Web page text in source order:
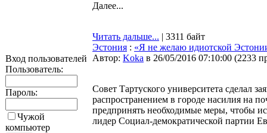
Вход пользователей
Пользователь:
Пароль:
Чужой
компьютер
Далее...
Читать дальше... | 3311 байт
Эстония : «Я не желаю идиотской
Автор: Koka в 26/05/2016 07:10:00 (2233
Совет Тартуского университета сделал
распространением в городе насилия на
предпринять необходимые меры, чтобы
лидер Социал-демократической партии